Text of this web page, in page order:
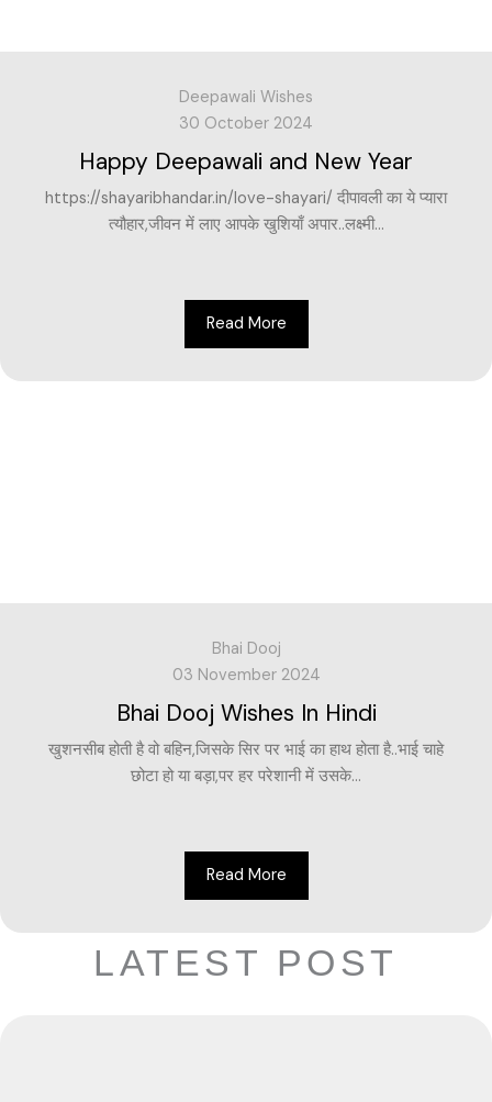
Deepawali Wishes
30 October 2024
Happy Deepawali and New Year
https://shayaribhandar.in/love-shayari/ दीपावली का ये प्यारा
त्यौहार,जीवन में लाए आपके खुशियाँ अपार..लक्ष्मी...
Read More
Bhai Dooj
03 November 2024
Bhai Dooj Wishes In Hindi
खुशनसीब होती है वो बहिन,जिसके सिर पर भाई का हाथ होता है..भाई चाहे
छोटा हो या बड़ा,पर हर परेशानी में उसके...
Read More
LATEST POST